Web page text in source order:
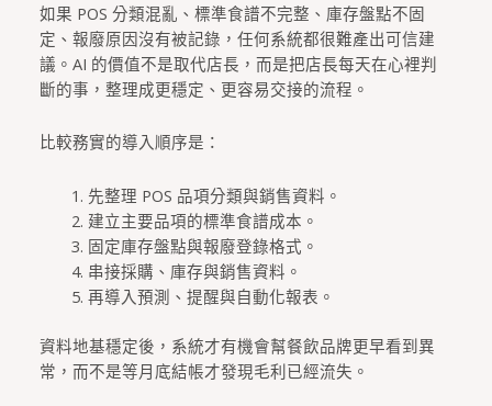
如果 POS 分類混亂、標準食譜不完整、庫存盤點不固
定、報廢原因沒有被記錄，任何系統都很難產出可信建
議。AI 的價值不是取代店長，而是把店長每天在心裡判
斷的事，整理成更穩定、更容易交接的流程。
比較務實的導入順序是：
先整理 POS 品項分類與銷售資料。
建立主要品項的標準食譜成本。
固定庫存盤點與報廢登錄格式。
串接採購、庫存與銷售資料。
再導入預測、提醒與自動化報表。
資料地基穩定後，系統才有機會幫餐飲品牌更早看到異
常，而不是等月底結帳才發現毛利已經流失。